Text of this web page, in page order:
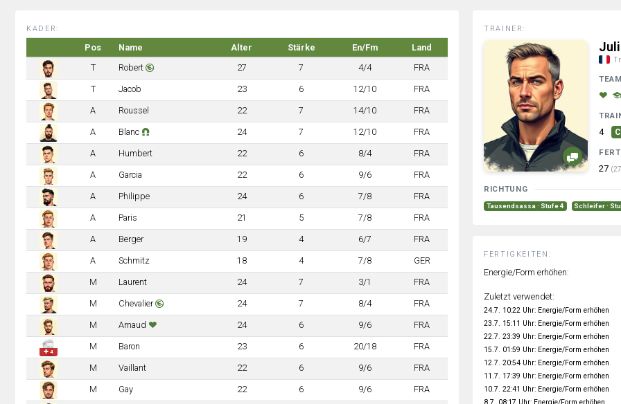
KADER:
Pos Name Alter Stärke En/Fm
Land
T
Robert 27 7 4/4 FRA
T Jacob 23 6 12/10 FRA
A Roussel 22 7 14/10 FRA
A Blanc 24 7 12/10 FRA
A Humbert 22 6 8/4 FRA
A Garcia 22 6 9/6 FRA
A Philippe 24 6 7/8 FRA
A Paris 21 5 7/8 FRA
A Berger 19 4 6/7 FRA
A Schmitz 18 4 7/8 GER
M Laurent 24 7 3/1 FRA
M Chevalier 24 7 8/4 FRA
M Arnaud 24 6 9/6 FRA
✚ 4
M Baron 23 6 20/18 FRA
M Vaillant 22 6 9/6 FRA
M Gay 22 6 9/6 FRA
TRAINER:
4
27
RICHTUNG
Tausendsassa · Stufe 4 Schleifer ·
FERTIGKEITEN:
Energie/Form erhöhen:
Zuletzt verwendet:
24.7. 10:22 Uhr: Energie/Form erhöhen
23.7. 15:11 Uhr: Energie/Form erhöhen
22.7. 23:39 Uhr: Energie/Form erhöhen
15.7. 01:59 Uhr: Energie/Form erhöhen
12.7. 20:54 Uhr: Energie/Form erhöhen
11.7. 17:39 Uhr: Energie/Form erhöhen
10.7. 22:41 Uhr: Energie/Form erhöhen
8.7. 08:17 Uhr: Energie/Form erhöhen